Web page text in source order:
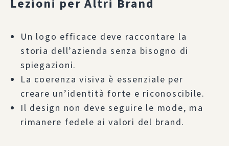
Lezioni per Altri Brand
Un logo efficace deve raccontare la
storia dell’azienda senza bisogno di
spiegazioni.
La coerenza visiva è essenziale per
creare un’identità forte e riconoscibile.
Il design non deve seguire le mode, ma
rimanere fedele ai valori del brand.